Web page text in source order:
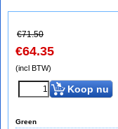
€71.50
€64.35
(incl BTW)
Koop nu
Green